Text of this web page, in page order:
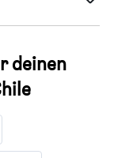
deinen